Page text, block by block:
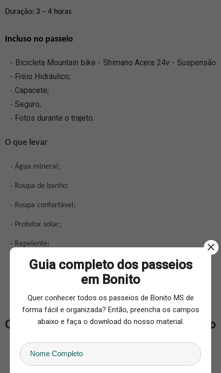
Duração: 3 – 4 horas
Incluso no passeio
Bicicleta Mountain bike - Shimano Acera 24v - Suspensão
- Freio Hidráulico;
Capacete;
Seguro;
Fotos durante o trajeto.
O que levar
Água mineral;
Roupa de banho;
Roupa confortável;
Protetor solar;
Repelente;
Calçado fechado/ Tênis;
Dinheiro para consumos extras;
Recomenda-se tomar um bom café da manhã.
Como chegar na Rota Aventura - Formoso
Guia completo dos passeios
em Bonito
Quer conhecer todos os passeios de Bonito MS de
forma fácil e organizada? Então, preencha os campos
abaixo e faça o download do nosso material.